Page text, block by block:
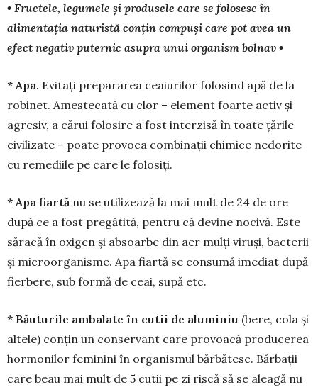
• Fructele, legumele și produsele care se folosesc în
alimentația naturistă conțin compuși care pot avea un
efect negativ puternic asupra unui organism bolnav •
* Apa. Evitați prepararea ceaiurilor folosind apă de la
robinet. Amestecată cu clor – element foarte activ și
agresiv, a cărui folosire a fost inter­zisă în toate țările
civilizate – poate provoca com­binații chimice nedorite
cu remediile pe care le fo­losiți.
* Apa fiartă nu se utilizează la mai mult de 24 de ore
după ce a fost pregătită, pentru că devine nocivă. Este
săracă în oxigen și absoarbe din aer mulți viruși, bacterii
și microorganisme. Apa fiartă se consumă imediat după
fierbere, sub formă de ceai, supă etc.
* Băuturile ambalate în cutii de alumi­niu (bere, cola și
altele) conțin un conservant care provoacă producerea
hormonilor feminini în orga­nismul bărbătesc. Bărbații
care beau mai mult de 5 cutii pe zi riscă să se aleagă nu